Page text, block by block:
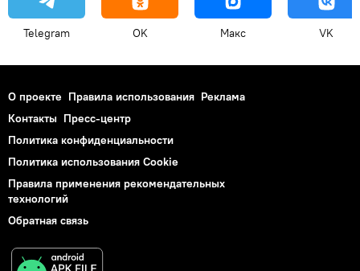
Telegram OK Макс VK
О проекте Правила использования Реклама
Контакты Пресс-центр
Политика конфиденциальности
Политика использования Cookie
Правила применения рекомендательных
технологий
Обратная связь